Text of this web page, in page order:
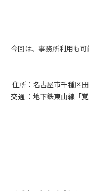
今回は、事務所利用も
住所：名古屋市千種区
交通 ：地下鉄東山線「